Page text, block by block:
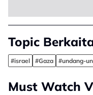
Topic
#israel #Gaza #undang-
Must Watch